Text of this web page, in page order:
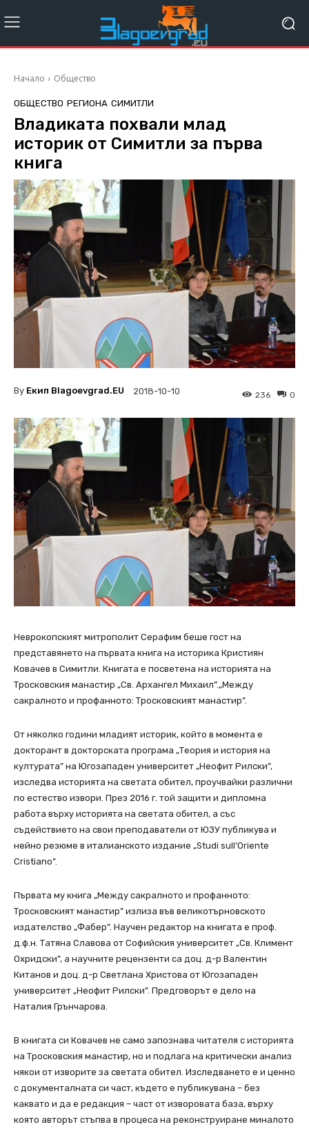
Начало Общество
ОБЩЕСТВО РЕГИОНА СИМИТЛИ
Владиката похвали млад
историк от Симитли за първа
книга
By Екип Blagoevgrad.EU 2018-10-10 0
236
Неврокопският митрополит Серафим беше гост на
представянето на първата книга на историка Кристиян
Ковачев в Симитли. Книгата е посветена на историята на
Тросковския манастир „Св. Архангел Михаил”.„Между
сакралното и профанното: Тросковският манастир”.
От няколко години младият историк, който в момента е
докторант в докторската програма „Теория и история на
културата” на Югозападен университет „Неофит Рилски”,
изследва историята на светата обител, проучвайки различни
по естество извори. През 2016 г. той защити и дипломна
работа върху историята на светата обител, а със
съдействието на свои преподаватели от ЮЗУ публикува и
нейно резюме в италианското издание „Studi sull’Oriente
Cristiano”.
Първата му книга „Между сакралното и профанното:
Тросковският манастир” излиза във великотърновското
издателство „Фабер”. Научен редактор на книгата е проф.
д.ф.н. Татяна Славова от Софийския университет „Св. Климент
Охридски”, а научните рецензенти са доц. д-р Валентин
Китанов и доц. д-р Светлана Христова от Югозападен
университет „Неофит Рилски”. Предговорът е дело на
Наталия Грънчарова.
В книгата си Ковачев не само запознава читателя с историята
на Тросковския манастир, но и подлага на критически анализ
някои от изворите за светата обител. Изследването е и ценно
с документалната си част, където е публикувана – без
каквато и да е редакция – част от изворовата база, върху
която авторът стъпва в процеса на реконструиране миналото